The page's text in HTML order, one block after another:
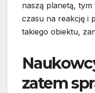
naszą planetą, tym
czasu na reakcję i
takiego obiektu,
zatem